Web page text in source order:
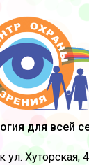
для всей
ул. Хуторская, 4